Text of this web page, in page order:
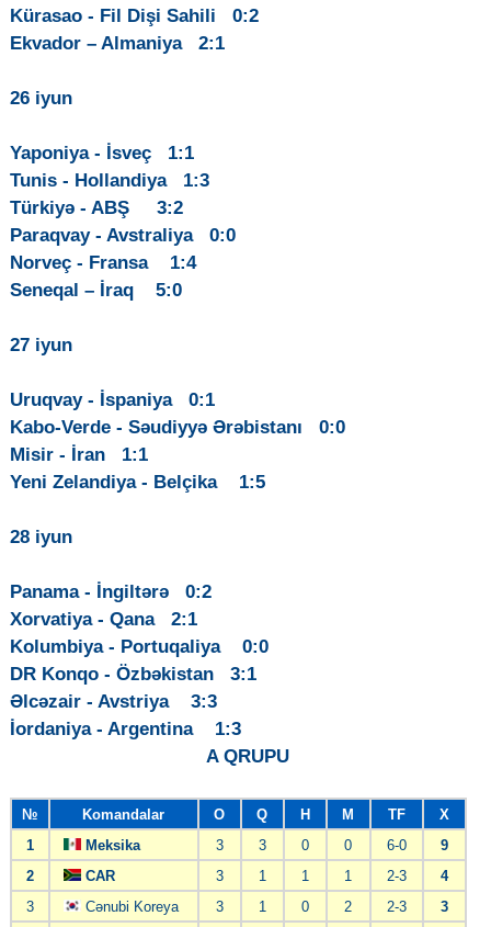
Kürasao - Fil Dişi Sahili 0:2
Ekvador – Almaniya 2:1
26 iyun
Yaponiya - İsveç 1:1
Tunis - Hollandiya 1:3
Türkiyə - ABŞ 3:2
Paraqvay - Avstraliya 0:0
Norveç - Fransa 1:4
Seneqal – İraq 5:0
27 iyun
Uruqvay - İspaniya 0:1
Kabo-Verde - Səudiyyə Ərəbistanı 0:0
Misir - İran 1:1
Yeni Zelandiya - Belçika 1:5
28 iyun
Panama - İngiltərə 0:2
Xorvatiya - Qana 2:1
Kolumbiya - Portuqaliya 0:0
DR Konqo - Özbəkistan 3:1
Əlcəzair - Avstriya 3:3
İordaniya - Argentina 1:3
A QRUPU
№ Komandalar O Q H M TF
X
1
Meksika 3 3 0 0 6-0
9
2
CAR 3 1 1 1 2-3
4
3
Cənubi Koreya 3 1 0 2 2-3
3